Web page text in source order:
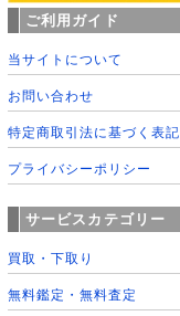
ご利用ガイド
当サイトについて
お問い合わせ
特定商取引法に基づく表記
プライバシーポリシー
サービスカテゴリー
買取・下取り
無料鑑定・無料査定